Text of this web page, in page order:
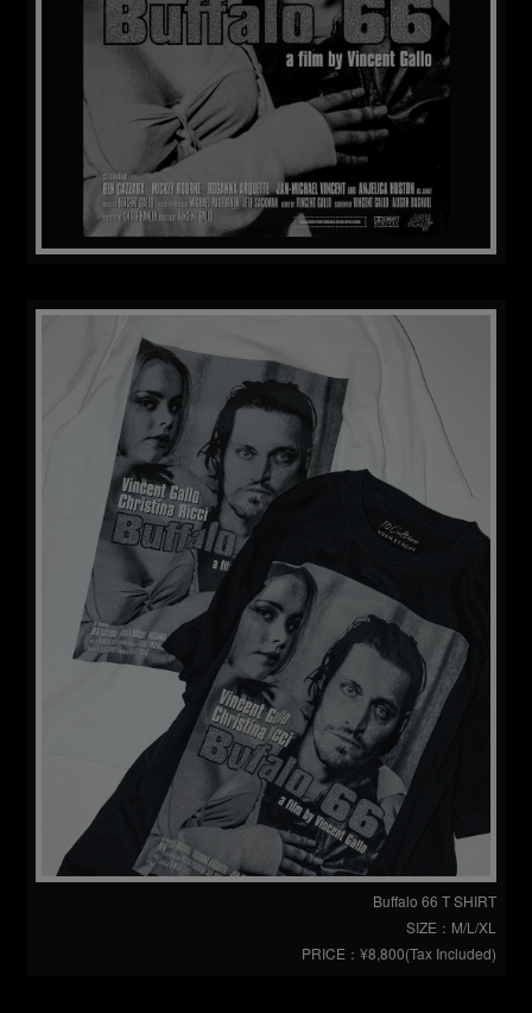
Buffalo 66 T SHIRT
SIZE：M/L/XL
PRICE：¥8,800(Tax Included)